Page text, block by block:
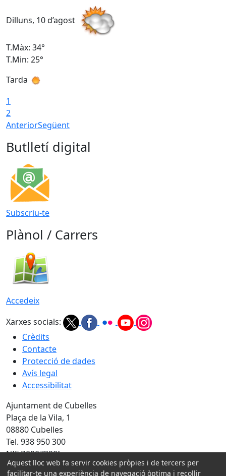
Dilluns, 10 d’agost
T.Màx: 34°
T.Min: 25°
Tarda
1
2
AnteriorSegüent
Butlletí digital
Subscriu-te
Plànol / Carrers
Accedeix
Xarxes socials:
Crèdits
Contacte
Protecció de dades
Avís legal
Accessibilitat
Ajuntament de Cubelles
Plaça de la Vila, 1
08880 Cubelles
Tel. 938 950 300
NIF P0807300I
Aquest lloc web fa servir cookies pròpies i de tercers per
facilitar-te una experiència de navegació òptima i recollir